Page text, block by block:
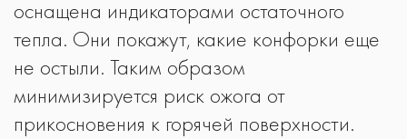
оснащена индикаторами остаточного
тепла. Они покажут, какие конфорки еще
не остыли. Таким образом
минимизируется риск ожога от
прикосновения к горячей поверхности.